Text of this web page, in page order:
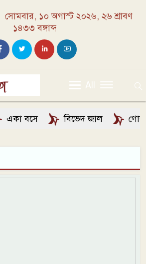
সোমবার, ১০ অগাস্ট ২০২৬, ২৬ শ্রাবণ
১৪৩৩ বঙ্গাব্দ
All
একা বসে বিভেদ জাল